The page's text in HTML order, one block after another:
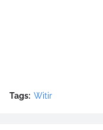
Tags: Witir